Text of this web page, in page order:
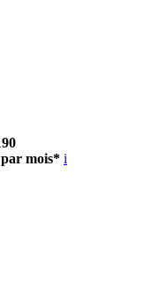
mois* i